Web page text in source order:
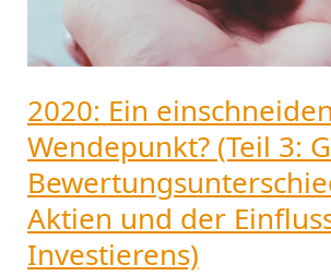
2020: Ein
Wendepunkt? (Teil 3:
Aktien und der
Investierens)
Aktien
Einfluss
passiven
Investierens)